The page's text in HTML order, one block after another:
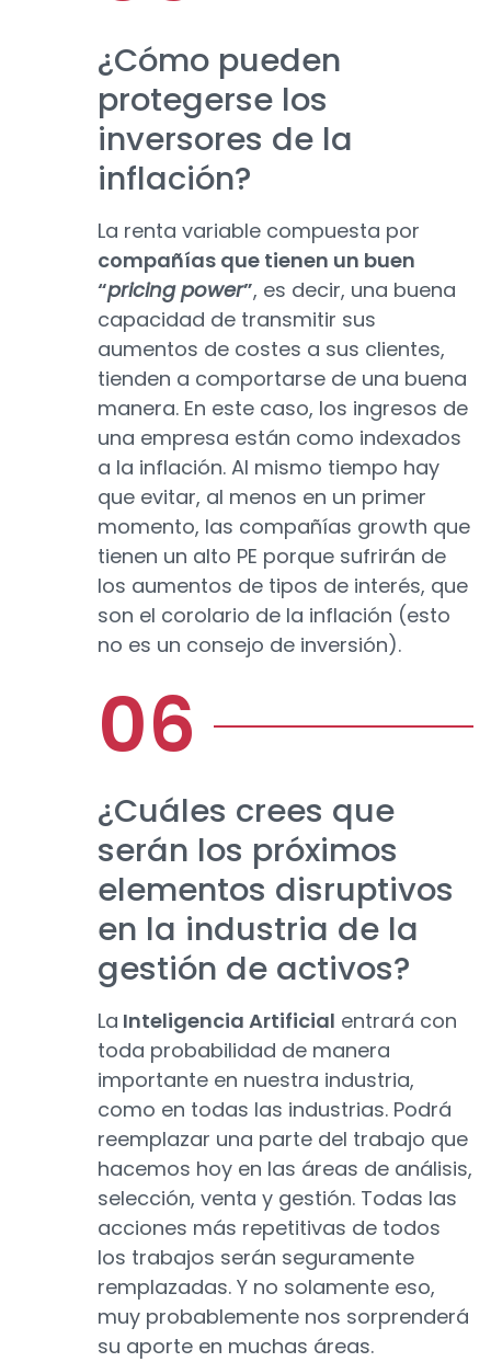
¿Cómo pueden
protegerse los
inversores de la
inflación?
La renta variable compuesta por
compañías que tienen un buen
“pricing power”, es decir, una buena
capacidad de transmitir sus
aumentos de costes a sus clientes,
tienden a comportarse de una buena
manera. En este caso, los ingresos de
una empresa están como indexados
a la inflación. Al mismo tiempo hay
que evitar, al menos en un primer
momento, las compañías growth que
tienen un alto PE porque sufrirán de
los aumentos de tipos de interés, que
son el corolario de la inflación (esto
no es un consejo de inversión).
¿Cuáles crees que
serán los próximos
elementos disruptivos
en la industria de la
gestión de activos?
La Inteligencia Artificial entrará con
toda probabilidad de manera
importante en nuestra industria,
como en todas las industrias. Podrá
reemplazar una parte del trabajo que
hacemos hoy en las áreas de análisis,
selección, venta y gestión. Todas las
acciones más repetitivas de todos
los trabajos serán seguramente
remplazadas. Y no solamente eso,
muy probablemente nos sorprenderá
su aporte en muchas áreas.